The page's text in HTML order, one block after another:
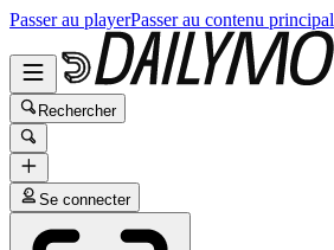
Passer au playerPasser au contenu principal
Rechercher
Se connecter